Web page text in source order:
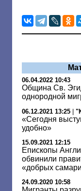
06.04.2022 10:43
Община Св.
однородной
06.12.2021 13:25 |
«Сегодня
удобно»
15.09.2021 12:15
Епископы
обвинили
«добрых
24.09.2020 10:58